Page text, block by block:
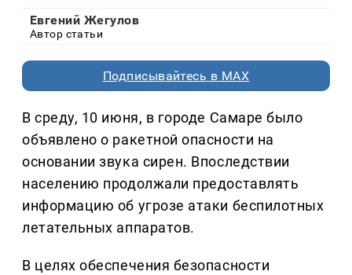
Евгений Жегулов
Автор статьи
Подписывайтесь в MAX
В среду, 10 июня, в городе Самаре было
объявлено о ракетной опасности на
основании звука сирен. Впоследствии
населению продолжали предоставлять
информацию об угрозе атаки беспилотных
летательных аппаратов.
В целях обеспечения безопасности